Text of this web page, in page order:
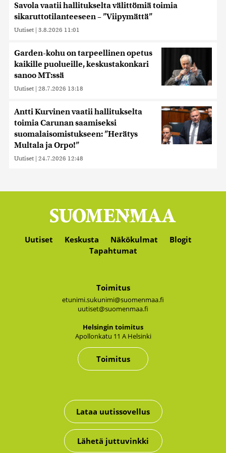
Savola vaatii hallitukselta välittömiä toimia
sikaruttotilanteeseen – ”Viipymättä”
Uutiset | 3.8.2026 11:01
Garden-kohu on tarpeellinen opetus
kaikille puolueille, keskustakonkari
sanoo MT:ssä
Uutiset | 28.7.2026 13:18
Antti Kurvinen vaatii hallitukselta
toimia Carunan saamiseksi
suomalaisomistukseen: ”Herätys
Multala ja Orpo!”
Uutiset | 24.7.2026 12:48
Uutiset Keskusta Näkökulmat
Blogit
Tapahtumat
Toimitus
etunimi.sukunimi@suomenmaa.fi
uutiset@suomenmaa.fi
Hel­sin­gin toi­mi­tus
Apol­lon­ka­tu 11 A Hel­sin­ki
Toimitus
Lataa uutissovellus
Lähetä juttuvinkki